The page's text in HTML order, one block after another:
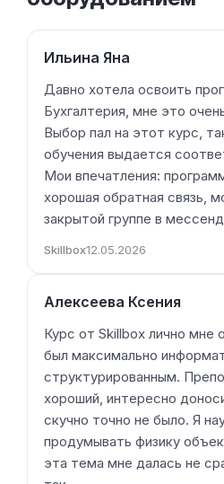
Ильина Яна
Давно хотела освоить
Бухгалтерия, мне это
Выбор пал на этот курс,
обучения выдается
Мои впечатления:
хорошая обратная связь,
закрытой группе в
Skillbox12.05.2026
Алексеева Ксения
Курс от Skillbox лично мне
был максимально
структурированным.
хороший, интересно
скучно точно не было. Я
продумывать физику
эта тема мне далась не